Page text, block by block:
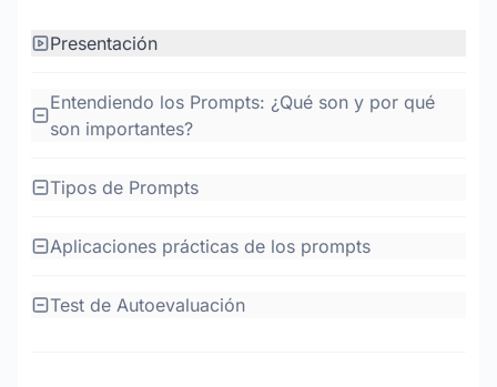
Presentación
Entendiendo los Prompts: ¿Qué son y por qué
son importantes?
Tipos de Prompts
Aplicaciones prácticas de los prompts
Test de Autoevaluación